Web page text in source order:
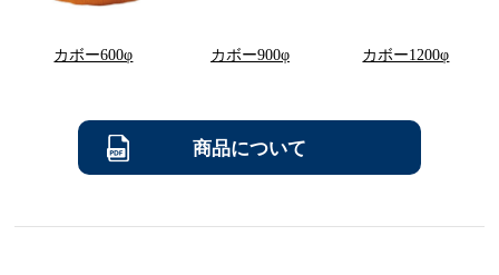
カボー600φ カボー900φ カボー1200φ
商品について